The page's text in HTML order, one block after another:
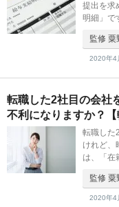
提出を求
明細」で
に、組
監修 粟
2020年4
転職した2社目の会社
不利になりますか？【
転職した
けれど、
は、「在
す。
監修 粟
2020年4